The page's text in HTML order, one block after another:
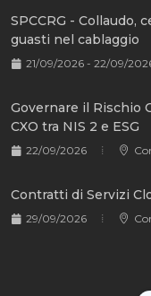
SPCCRG - Collaudo,
guasti nel cablaggio
21/09/2026 - 22/09/
Governare il Rischio
CXO tra NIS 2 e ESG
22/09/2026
Contratti di Servizi
29/09/2026